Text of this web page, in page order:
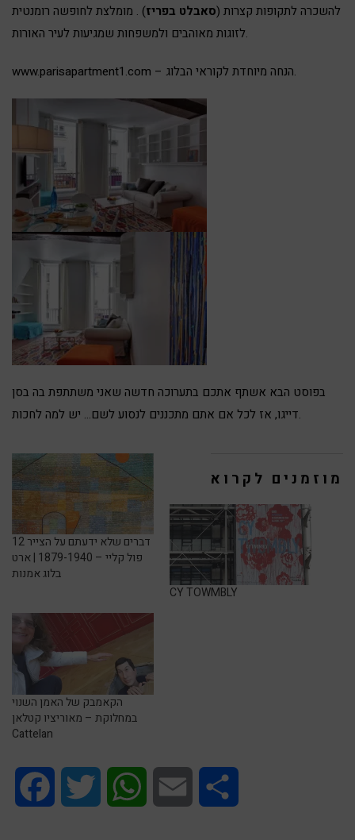
להשכרה לתקופות קצרות (סאבלט בפריז) . מומלצת לחופשה רומנטית
לזוגות מאוהבים ולמשפחות שמגיעות לעיר האורות.
www.parisapartment1.com – הנחה מיוחדת לקוראי הבלוג.
בפוסט הבא אשתף אתכם בתערוכה חדשה שאני משתתפת בה בסן
דייגו, אז לכל אם אתם מתכננים לנסוע לשם… יש למה לחכות.
מוזמנים לקרוא
12 דברים שלא ידעתם על הצייר
פול קליי – 1879-1940 | ארט
בלוג אמנות
CY TOWMBLY
הקאמבק של האמן השנוי
במחלוקת – מאוריציו קטלאן
Cattelan
Facebook Twitter WhatsApp Email